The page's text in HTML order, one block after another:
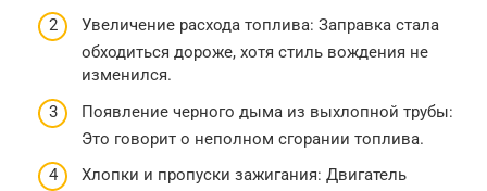
Увеличение расхода топлива: Заправка стала
обходиться дороже, хотя стиль вождения не
изменился.
Появление черного дыма из выхлопной трубы:
Это говорит о неполном сгорании топлива.
Хлопки и пропуски зажигания: Двигатель